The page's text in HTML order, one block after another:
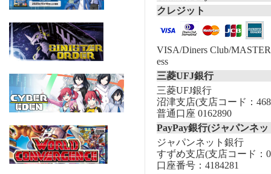
クレジット
VISA/Diners Club/
ess
三菱UFJ銀行
三菱UFJ銀行
沼津支店(支店コード：
普通口座 0162890
PayPay銀行(ジャパンネ
ジャパンネット銀行
すずめ支店(支店コード：
口座番号：4184281